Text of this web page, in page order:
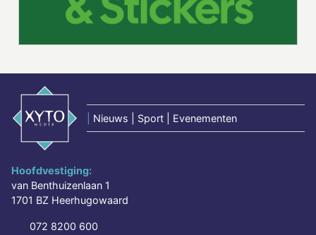
Nieuws | Sport | Evenementen
Hoofdvestiging:
van Benthuizenlaan 1
1701 BZ Heerhugowaard
072 8200 600